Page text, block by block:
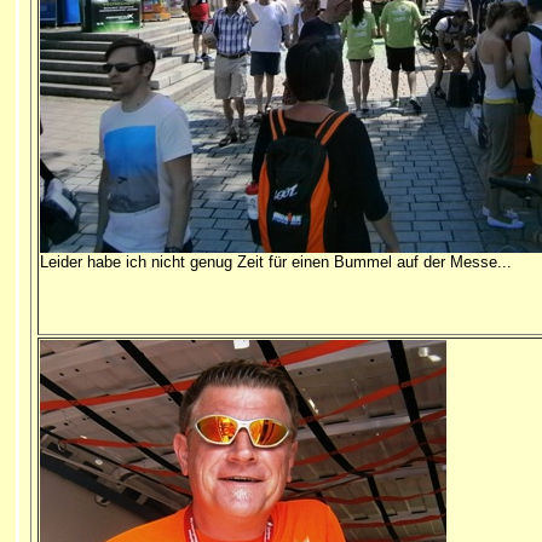
Leider habe ich nicht genug Zeit für einen Bummel auf der Messe...